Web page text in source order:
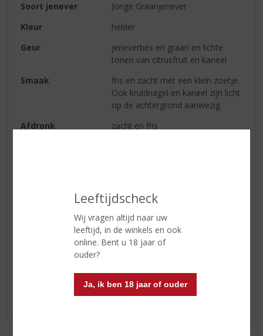
Leeftijdscheck
Wij vragen altijd naar uw
leeftijd, in de winkels en ook
online. Bent u 18 jaar of
ouder?
Ja, ik ben 18 jaar of ouder
Soort jenever
Jonge Graanjenever
Kleur
helder
Geur
jeneverbes en graan en lichte
tonen van citrusfruit en kaneel
Smaak
fris en zacht met een klein zoetje.
Ook kruidnagel en kaneel zijn licht
op de achtergrond aanwezig
Afdronk
zacht en fris
perfecte basis voor iedere cocktail
Reviews
Schrijf een review